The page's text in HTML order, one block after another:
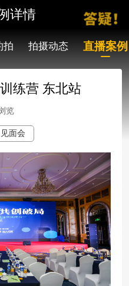
详情
拍 拍摄动态 直播案例
练营 东北站
览
见面会